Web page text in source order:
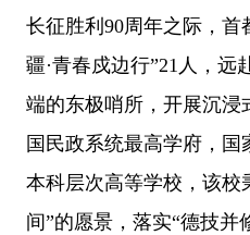
长征胜利90周年之际，首
疆·青春戍边行”21人，远
端的东极哨所，开展沉浸
国民政系统最高学府，
本科层次高等学校，该校
间”的愿景，落实“德技并